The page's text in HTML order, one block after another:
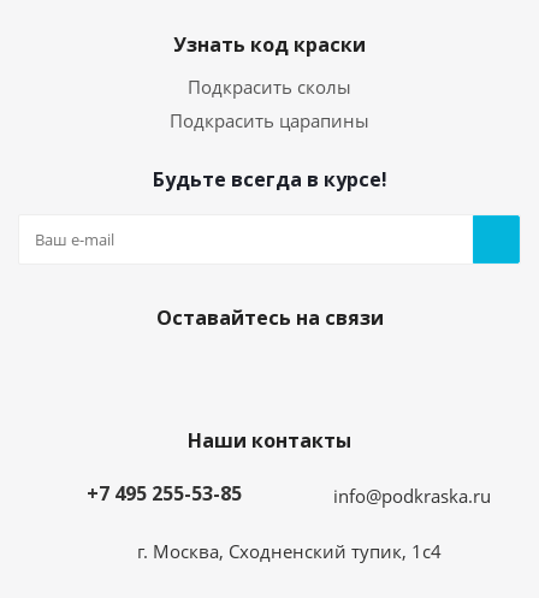
Узнать код краски
Подкрасить сколы
Подкрасить царапины
Будьте всегда в курсе!
Оставайтесь на связи
Наши контакты
+7 495 255-53-85
info@podkraska.ru
г. Москва, Сходненский тупик, 1с4